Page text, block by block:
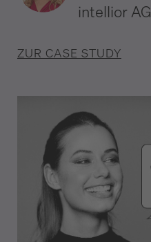
intellior AG
ZUR CASE STUDY